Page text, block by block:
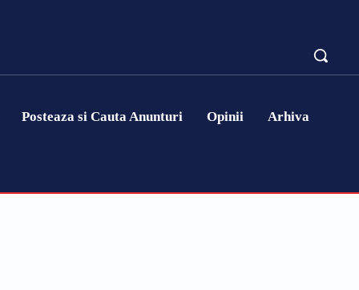
Posteaza si Cauta Anunturi Opinii Arhiva